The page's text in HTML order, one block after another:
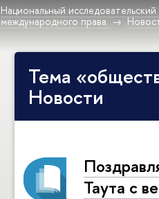
Национальный
международного права
Тема
Новости
Таута с